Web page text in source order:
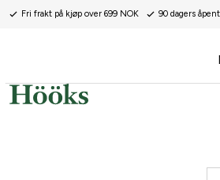
Fri frakt på kjøp over 699 NOK 90 dagers